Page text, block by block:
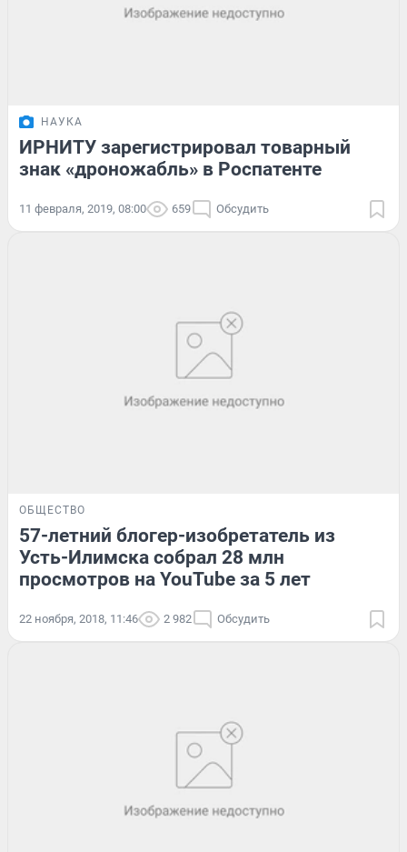
НАУКА
ИРНИТУ зарегистрировал товарный
знак «дроножабль» в Роспатенте
11 февраля, 2019, 08:00 659 Обсудить
ОБЩЕСТВО
57-летний блогер-изобретатель из
Усть-Илимска собрал 28 млн
просмотров на YouTube за 5 лет
22 ноября, 2018, 11:46 2 982 Обсудить